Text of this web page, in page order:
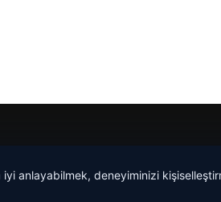
iyi anlayabilmek, deneyiminizi